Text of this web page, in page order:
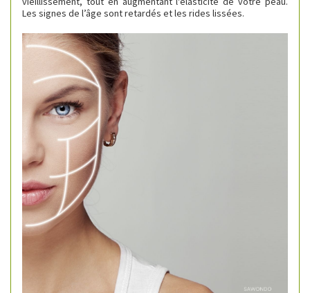
Les signes de l’âge sont retardés et les rides lissées.